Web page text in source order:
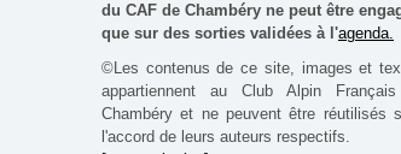
du CAF de Chambéry ne peut être
que sur des sorties validées à l'agenda.
©Les contenus de ce site, images et
appartiennent au Club Alpin
Chambéry et ne peuvent être réutilisés
l'accord de leurs auteurs respectifs.